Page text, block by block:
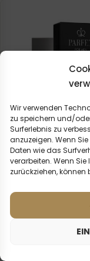
Wir verwenden
zu speichern und/
Surferlebnis zu
anzuzeigen. Wenn
Daten wie das
verarbeiten. Wenn
zurückziehen,
Männerparfum – 631
Was sagen
Kunden?